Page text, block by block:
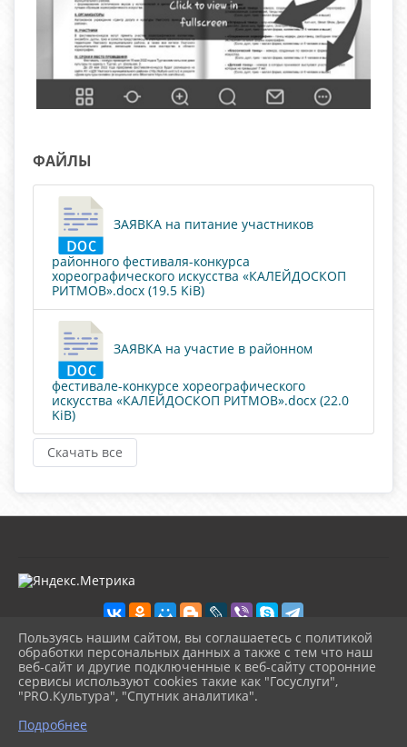
ФАЙЛЫ
ЗАЯВКА на питание участников
районного фестиваля-конкурса
хореографического искусства «КАЛЕЙДОСКОП
РИТМОВ».docx (19.5 KiB)
ЗАЯВКА на участие в районном
фестивале-конкурсе хореографического
искусства «КАЛЕЙДОСКОП РИТМОВ».docx (22.0
KiB)
Скачать все
2026 г. kultura-uvat.ru
Вход
Карта сайта
Политика обработки персональных данных
Пользуясь нашим сайтом, вы соглашаетесь с политикой
обработки персональных данных а также с тем что наш
веб-сайт и другие подключенные к веб-сайту сторонние
сервисы используют cookies такие как "Госуслуги",
"PRO.Культура", "Спутник аналитика".
Подробнее